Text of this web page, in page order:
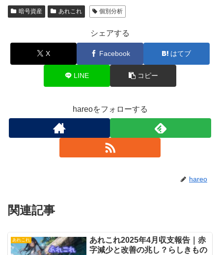
暗号資産 あれこれ 個別分析
シェアする
X Facebook はてブ
LINE コピー
hareoをフォローする
hareo
関連記事
あれこれ
あれこれ2025年4月収支報告｜赤
字減少と改善の兆し？らしきもの